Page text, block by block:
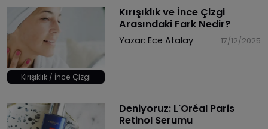
Kırışıklık / İnce Çizgi
Kırışıklık ve İnce Çizgi
Arasındaki Fark Nedir?
Yazar: Ece Atalay 17/12/2025
Deniyoruz: L'Oréal Paris
Retinol Serumu